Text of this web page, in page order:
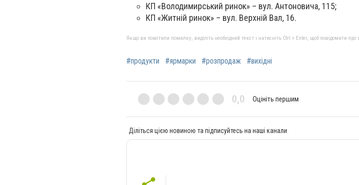
КП «Володимирський ринок» – вул. Антоновича, 115;
КП «Житній ринок» – вул. Верхній Вал, 16.
Якщо ви помітили помилку, виділіть необхідний текст і натисніть Ctrl + Enter, щоб повідомити про
#продукти #ярмарки #розпродаж #вихідні
0,0 Оцініть першим
Діліться цією новиною та підписуйтесь на наші канали